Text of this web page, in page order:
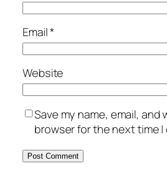
Email*
Website
Save my name, email,
browser for the next time I